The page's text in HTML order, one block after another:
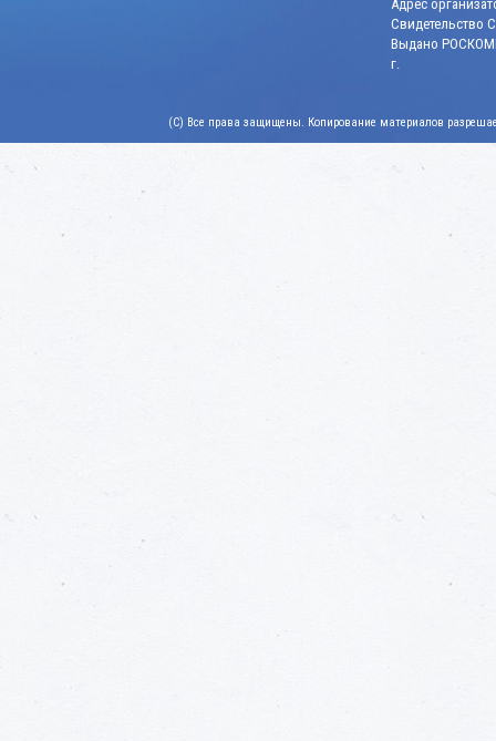
Адрес
Свидетельство
Выдано
г.
(C) Все права защищены. Копирование материалов